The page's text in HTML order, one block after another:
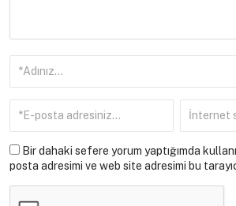
Bir dahaki sefere yorum yaptığımda
posta adresimi ve web site adresimi bu